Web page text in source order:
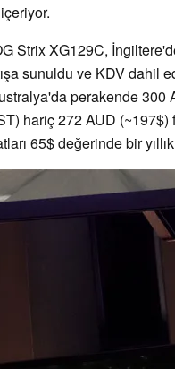
Strix XG129C,
sunuldu ve KDV dahil
perakende 300
hariç 272 AUD (~197$)
65$ değerinde bir